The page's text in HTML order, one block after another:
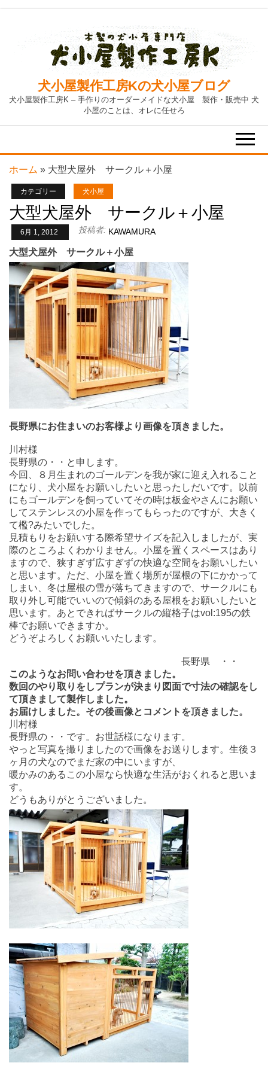
content
犬小屋製作工房Kの犬小屋ブログ
犬小屋製作工房K – 手作りのオーダーメイドな犬小屋 製作・販売中 犬
小屋のことは、オレに任せろ
ホーム » 大型犬屋外 サークル＋小屋
カテゴリー 犬小屋
大型犬屋外 サークル＋小屋
6月 1, 2012 投稿者: KAWAMURA
大型犬屋外 サークル＋小屋
長野県にお住まいのお客様より画像を頂きました。
川村様
長野県の・・と申します。
今回、８月生まれのゴールデンを我が家に迎え入れること
になり、犬小屋をお願いしたいと思ったしだいです。以前
にもゴールデンを飼っていてその時は板金やさんにお願い
してステンレスの小屋を作ってもらったのですが、大きく
て檻?みたいでした。
見積もりをお願いする際希望サイズを記入しましたが、実
際のところよくわかりません。小屋を置くスペースはあり
ますので、狭すぎず広すぎずの快適な空間をお願いしたい
と思います。ただ、小屋を置く場所が屋根の下にかかって
しまい、冬は屋根の雪が落ちてきますので、サークルにも
取り外し可能でいいので傾斜のある屋根をお願いしたいと
思います。あとできればサークルの縦格子はvol:195の鉄
棒でお願いできますか。
どうぞよろしくお願いいたします。
長野県 ・・
このようなお問い合わせを頂きました。
数回のやり取りをしプランが決まり図面で寸法の確認をし
て頂きまして製作しました。
お届けしました。 その後画像とコメントを頂きました。
川村様
長野県の・・です。お世話様になります。
やっと写真を撮りましたので画像をお送りします。生後３
ヶ月の犬なのでまだ家の中にいますが、
暖かみのあるこの小屋なら快適な生活がおくれると思いま
す。
どうもありがとうございました。